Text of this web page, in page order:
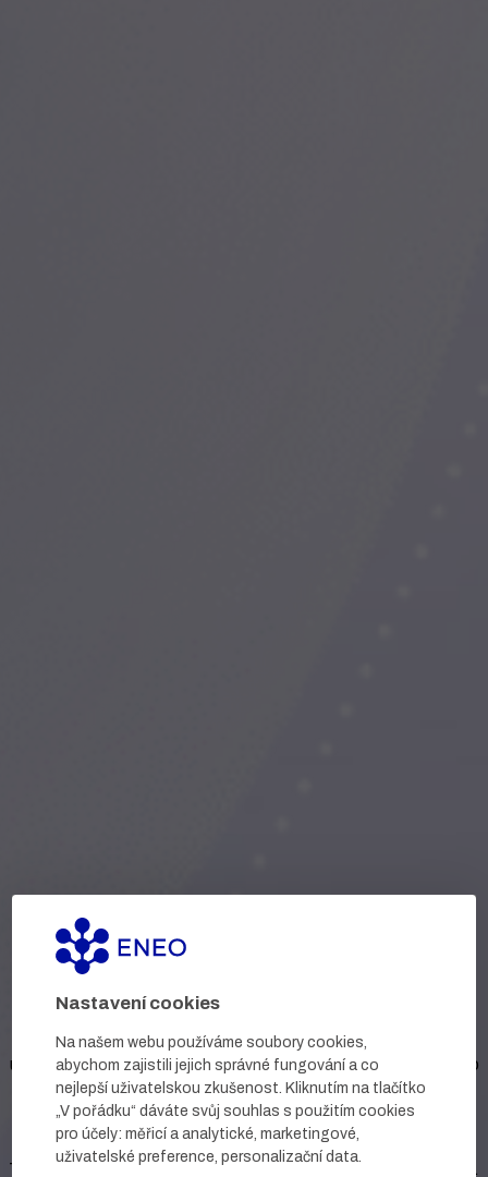
Nastavení cookies
Na našem webu používáme soubory cookies,
abychom zajistili jejich správné fungování a co
nejlepší uživatelskou zkušenost. Kliknutím na tlačítko
„V pořádku“ dáváte svůj souhlas s použitím cookies
pro účely:měřicí a analytické, marketingové,
uživatelské preference, personalizační data
Vždy hledáme nové možnosti. Inovujeme. Proto vyrábíme
unikátní farmaceutické přípravky. Do nich vkládáme zaujetí pro
naši práci a touhu přinášet pacientům řešení, která vynikají
mezi jinými. Jsme hrdí, že naše výrobky získaly důvěru
zákazníků i odborníků a staly se oceňovanými ve svém oboru.
To nás motivuje k vývoji dalších inovativních a potřebných léčiv.